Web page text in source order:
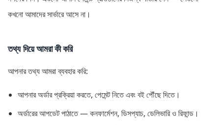
কখনো আমাদের সার্ভারে আসে না।
তথ্য দিয়ে আমরা কী করি
আপনার তথ্য আমরা ব্যবহার করি:
আপনার অর্ডার প্রক্রিয়া করতে, পেমেন্ট নিতে এবং বই পৌঁছে দিতে।
অর্ডারের আপডেট পাঠাতে — কনফার্মেশন, ডিসপ্যাচ, ডেলিভারি ও রিফান্ড।